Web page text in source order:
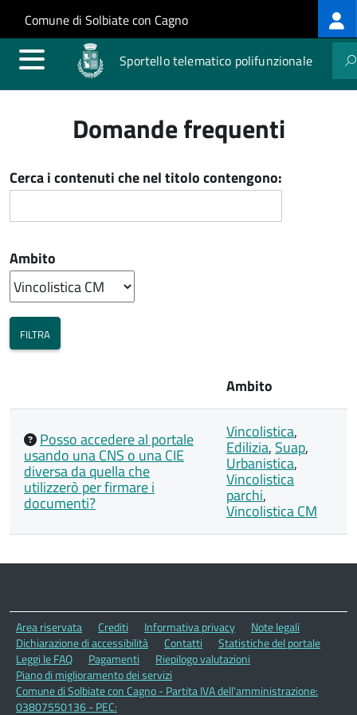
Salta al contenuto principale
Skip to site navigation
Comune di Solbiate con Cagno
Sportello telematico polifunzionale
Domande frequenti
Cerca i contenuti che nel titolo contengono:
Ambito
Ambito
Posso accedere al portale
usando una CNS o una CIE
diversa da quella che
utilizzerò per firmare i
documenti?
Vincolistica,
Edilizia, Suap,
Urbanistica,
Vincolistica
parchi,
Vincolistica CM
Area riservata Crediti Informativa privacy
Note legali
Dichiarazione di accessibilità
Contatti
Statistiche del portale
Leggi le FAQ
Pagamenti
Riepilogo valutazioni
Piano di miglioramento dei servizi
Comune di Solbiate con Cagno - Partita IVA dell'amministrazione:
03807550136 - PEC: